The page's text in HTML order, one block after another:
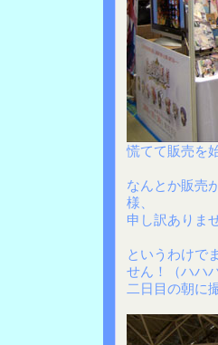
慌てて販売を
なんとか販売
様、
申し訳ありま
というわけで
せん！（ハハ
二日目の朝に